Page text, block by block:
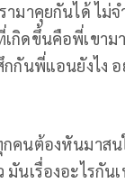
มาคุยกันได้ ไม่
กิดขึ้นคือพี่เขา
กันพี่แอนยังไง
กคนต้องหันมาส
นเรื่องอะไรกัน